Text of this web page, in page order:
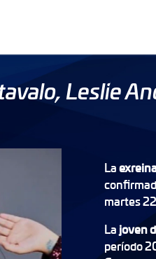
Leslie
La
martes
La joven
período